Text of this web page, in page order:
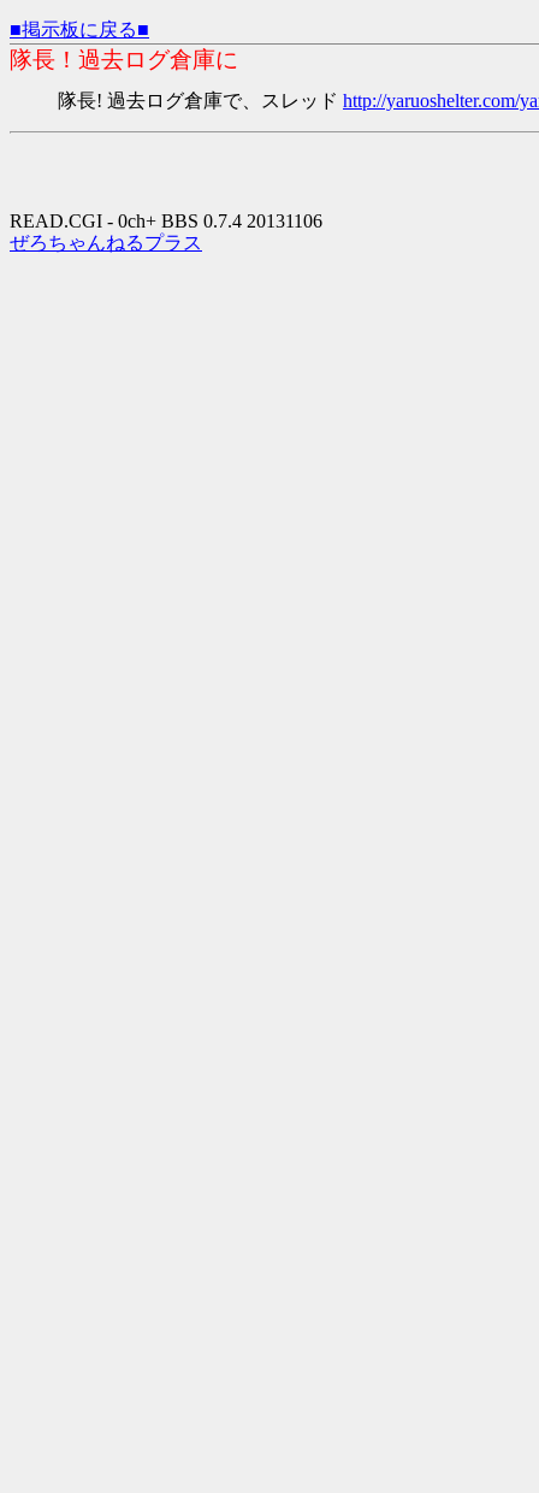
■掲示板に戻る■
隊長！過去ログ倉庫に
隊長! 過去ログ倉庫で、スレッド http://yaruoshelter.com/
READ.CGI - 0ch+ BBS 0.7.4 20131106
ぜろちゃんねるプラス